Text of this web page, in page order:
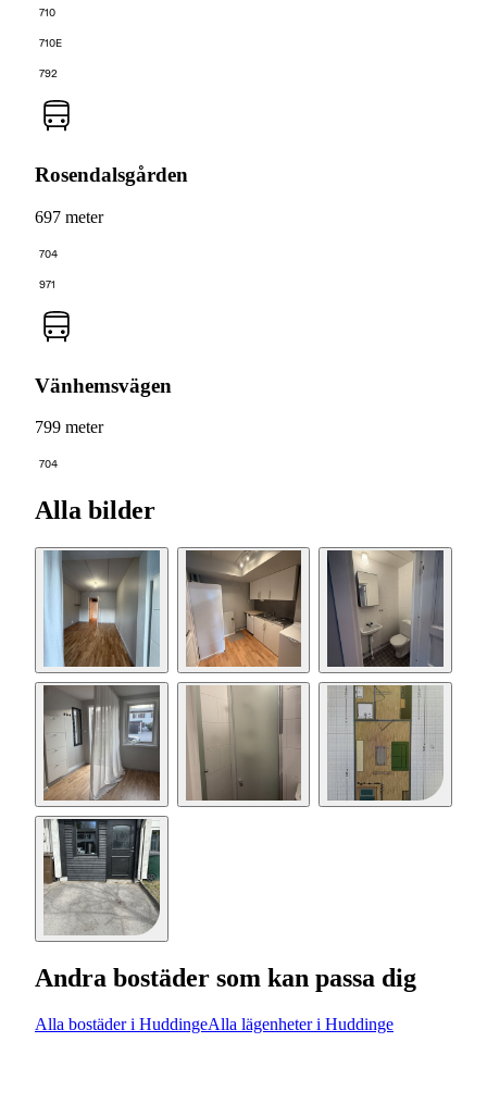
710
710E
792
Rosendalsgården
697 meter
704
971
Vänhemsvägen
799 meter
704
Alla bilder
Andra bostäder som kan passa dig
Alla bostäder i HuddingeAlla lägenheter i Huddinge